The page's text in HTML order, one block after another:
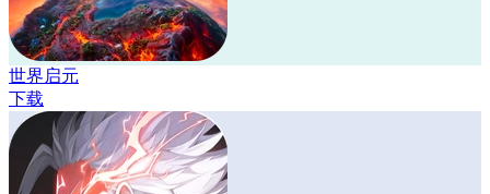
世界启元
下载